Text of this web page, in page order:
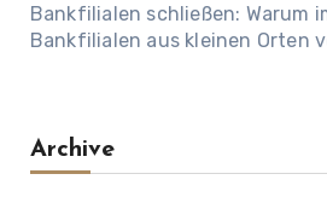
Bankfilialen schließen: Warum
Bankfilialen aus kleinen Orten
Archive